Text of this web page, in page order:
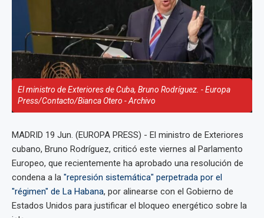
El ministro de Exteriores de Cuba, Bruno Rodríguez. - Europa
Press/Contacto/Bianca Otero - Archivo
MADRID 19 Jun. (EUROPA PRESS) - El ministro de Exteriores
cubano, Bruno Rodríguez, criticó este viernes al Parlamento
Europeo, que recientemente ha aprobado una resolución de
condena a la "represión sistemática" perpetrada por el
"régimen" de La Habana, por alinearse con el Gobierno de
Estados Unidos para justificar el bloqueo energético sobre la